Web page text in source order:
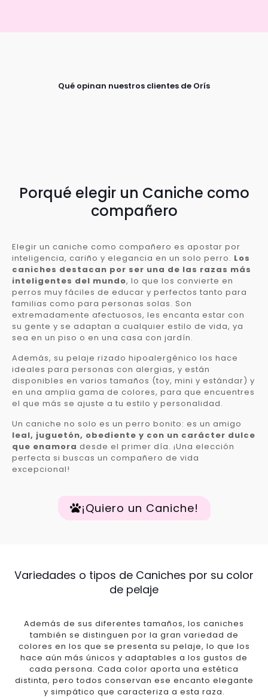
Qué opinan nuestros clientes de Orís
Porqué elegir un Caniche como
compañero
Elegir un caniche como compañero es apostar por
inteligencia, cariño y elegancia en un solo perro. Los
caniches destacan por ser una de las razas más
inteligentes del mundo, lo que los convierte en
perros muy fáciles de educar y perfectos tanto para
familias como para personas solas. Son
extremadamente afectuosos, les encanta estar con
su gente y se adaptan a cualquier estilo de vida, ya
sea en un piso o en una casa con jardín.
Además, su pelaje rizado hipoalergénico los hace
ideales para personas con alergias, y están
disponibles en varios tamaños (toy, mini y estándar) y
en una amplia gama de colores, para que encuentres
el que más se ajuste a tu estilo y personalidad.
Un caniche no solo es un perro bonito: es un amigo
leal, juguetón, obediente y con un carácter dulce
que enamora desde el primer día. ¡Una elección
perfecta si buscas un compañero de vida
excepcional!
¡Quiero un Caniche!
Variedades o tipos de Caniches por su color
de pelaje
Además de sus diferentes tamaños, los caniches
también se distinguen por la gran variedad de
colores en los que se presenta su pelaje, lo que los
hace aún más únicos y adaptables a los gustos de
cada persona. Cada color aporta una estética
distinta, pero todos conservan ese encanto elegante
y simpático que caracteriza a esta raza.